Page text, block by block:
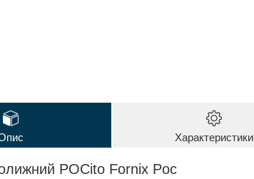
Характеристики
POCito Fornix Poc